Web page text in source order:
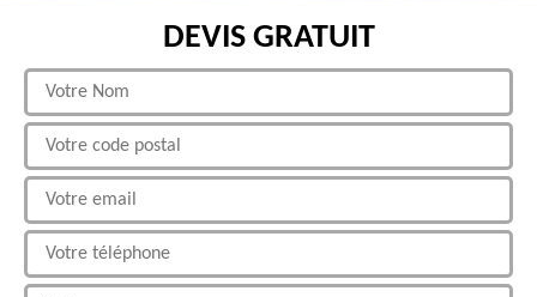
DEVIS GRATUIT